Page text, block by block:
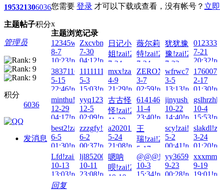
1953
主题
2130
帖子
6036
积分
管理员
积分
6036
发消息
您需要 登录 才可以下载或查看，没有帐号？ 立
x
主题浏览记录
12345wto!zai!2026-
8-7
10:23!read!
Zxcvbnmh!zai!2026-
7-30
04:12!read!
日记小
姐!zai!2026-
7-24
22:02!read!
薇尔莉
特!zai!2026-
7-24
01:49!read!
犹犹豫
豫!zai!2026-
7-23
00:03!read!
7-21
3837116307!zai!2026-
5-15
22:46!read!
1111111111!zai!2026-
5-3
15:03!read!
mxx!zai!2026-
4-9
21:29!read!
ZEROX!zai!2026-
3-7
02:59!read!
3-5
13:13!read!
2-17
minthu!zai!2025-
12-29
04:17!read!
yyq123!zai!2025-
12-5
02:09!read!
古古怪
怪!zai!2025-
11-29
12:52!read!
614146770!zai!2025-
11-4
23:40!read!
jinyush!zai!2025-
10-22
14:40!read!
10-4
best2!zai!2025-
6-5
01:30!read!
zzzgfy!zai!2025-
6-2
00:37!read!
a20201233!zai!2025-
5-24
21:08!read!
王
瑞!zai!2025-
5-17
21:26!read!
scy!zai!2025-
5-2
00:41!read!
3-24
Lfd!zai!2024-
10-13
13:03!read!
ljl852008!zai!2024-
10-11
23:08!read!
嗯呐
呗!zai!2024-
10-10
@@@!zai!2024-
10-3
15:34!read!
9-23
00:28!read!
9-19
回复